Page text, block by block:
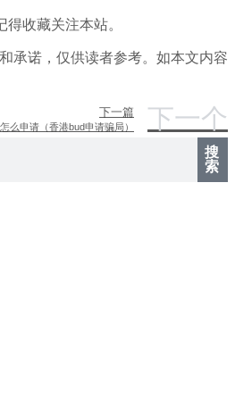
收藏关注本站。
承诺，仅供读者参考。如本文内容
下一篇
么申请（香港bud申请骗局） 下一个
搜
索